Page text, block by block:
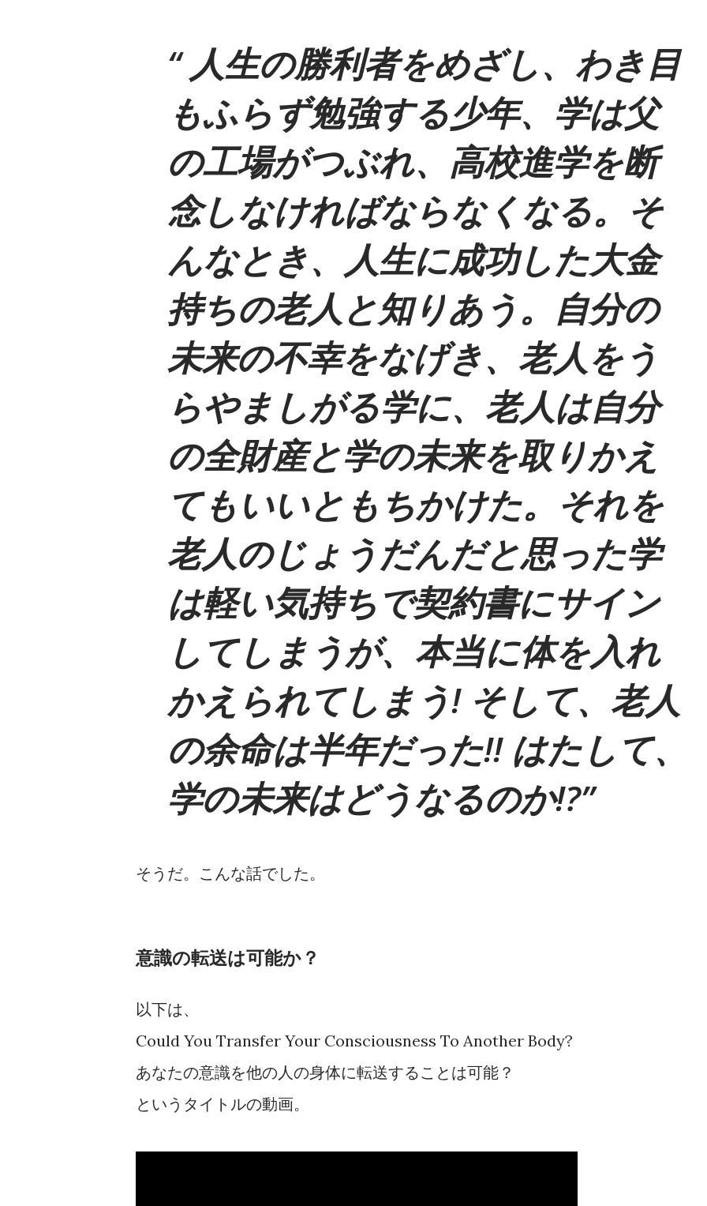
人生の勝利者をめざし、わき目
もふらず勉強する少年、学は父
の工場がつぶれ、高校進学を断
念しなければならなくなる。そ
んなとき、人生に成功した大金
持ちの老人と知りあう。自分の
未来の不幸をなげき、老人をう
らやましがる学に、老人は自分
の全財産と学の未来を取りかえ
てもいいともちかけた。それを
老人のじょうだんだと思った学
は軽い気持ちで契約書にサイン
してしまうが、本当に体を入れ
かえられてしまう! そして、老人
の余命は半年だった!! はたして、
学の未来はどうなるのか!?
そうだ。こんな話でした。
意識の転送は可能か？
以下は、
Could You Transfer Your Consciousness To Another Body?
あなたの意識を他の人の身体に転送することは可能？
というタイトルの動画。